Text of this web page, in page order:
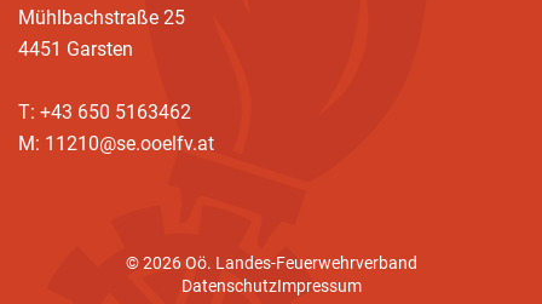
Mühlbachstraße 25
4451 Garsten
T: +43 650 5163462
M: 11210@se.ooelfv.at
© 2026 Oö. Landes-Feuerwehrverband
DatenschutzImpressum